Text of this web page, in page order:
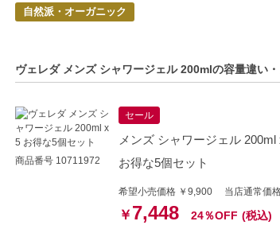
Product description in English is here（英語の商
自然派・オーガニック
ヴェレダ メンズ シャワージェル 200mlの容量違い
商品番号 10711972
セール
メンズ シャワージェル 200ml
お得な5個セット
希望小売価格 ￥9,900 当店通常価
￥ 7,448 24％OFF (税込)